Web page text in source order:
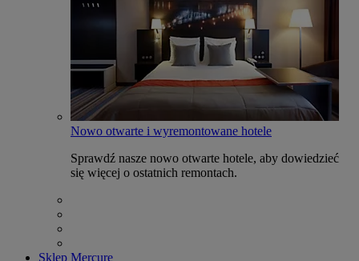
Nowo otwarte i wyremontowane hotele
Sprawdź nasze nowo otwarte hotele, aby dowiedzieć
się więcej o ostatnich remontach.
Sklep Mercure